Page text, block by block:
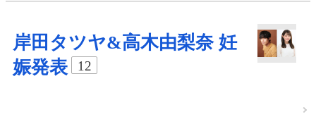
岸田タツヤ&高木由梨奈 妊
娠発表
12